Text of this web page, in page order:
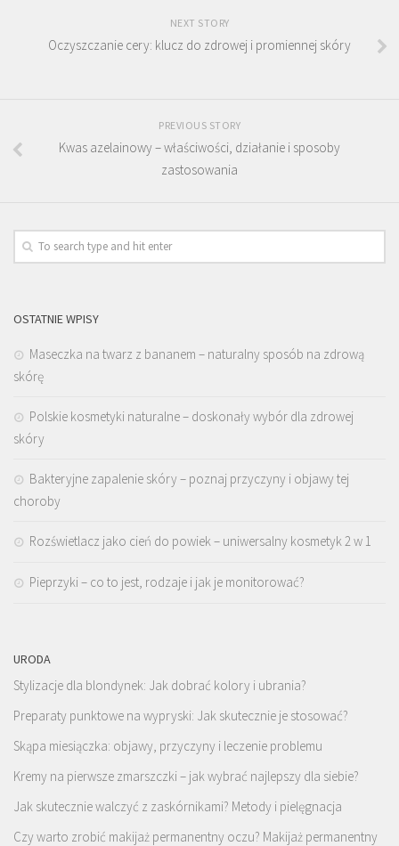
NEXT STORY
Oczyszczanie cery: klucz do zdrowej i promiennej skóry
PREVIOUS STORY
Kwas azelainowy – właściwości, działanie i sposoby
zastosowania
OSTATNIE WPISY
Maseczka na twarz z bananem – naturalny sposób na zdrową
skórę
Polskie kosmetyki naturalne – doskonały wybór dla zdrowej
skóry
Bakteryjne zapalenie skóry – poznaj przyczyny i objawy tej
choroby
Rozświetlacz jako cień do powiek – uniwersalny kosmetyk 2 w 1
Pieprzyki – co to jest, rodzaje i jak je monitorować?
URODA
Stylizacje dla blondynek: Jak dobrać kolory i ubrania?
Preparaty punktowe na wypryski: Jak skutecznie je stosować?
Skąpa miesiączka: objawy, przyczyny i leczenie problemu
Kremy na pierwsze zmarszczki – jak wybrać najlepszy dla siebie?
Jak skutecznie walczyć z zaskórnikami? Metody i pielęgnacja
Czy warto zrobić makijaż permanentny oczu? Makijaż permanentny